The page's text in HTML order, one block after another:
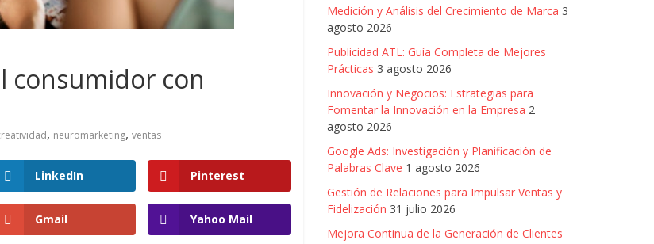
consumidor con
, neuromarketing, ventas
LinkedIn Pinterest
Gmail Yahoo Mail
Medición y Análisis del Crecimiento de Marca 3
agosto 2026
Publicidad ATL: Guía Completa de Mejores
Prácticas 3 agosto 2026
Innovación y Negocios: Estrategias para
Fomentar la Innovación en la Empresa 2
agosto 2026
Google Ads: Investigación y Planificación de
Palabras Clave 1 agosto 2026
Gestión de Relaciones para Impulsar Ventas y
Fidelización 31 julio 2026
Mejora Continua de la Generación de Clientes